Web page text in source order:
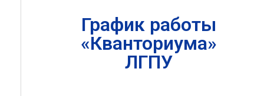
График работы
«Кванториума»
ЛГПУ